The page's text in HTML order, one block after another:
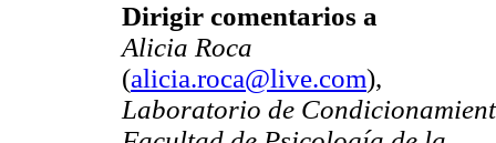
Dirigir comentarios a
Alicia Roca
(alicia.roca@live.com),
Laboratorio de